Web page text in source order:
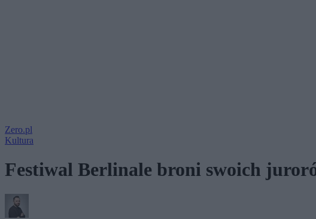
Zero.pl
Kultura
Festiwal Berlinale broni swoich